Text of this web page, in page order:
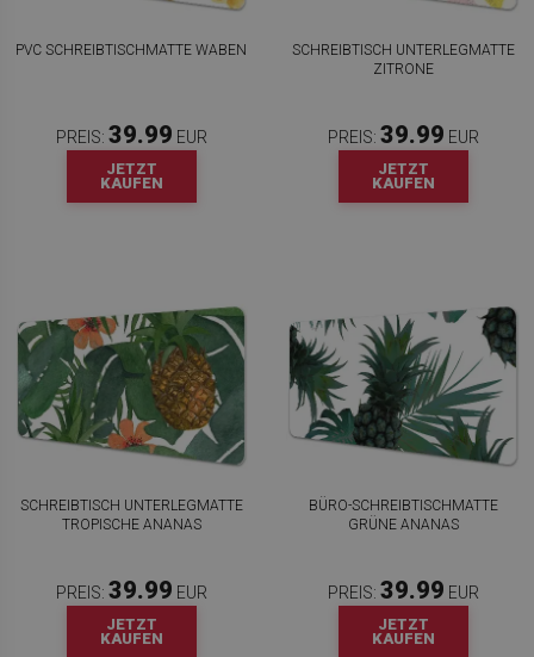
PVC SCHREIBTISCHMATTE WABEN
PREIS: 39.99 EUR
JETZT
KAUFEN
SCHREIBTISCH UNTERLEGMATTE
ZITRONE
PREIS: 39.99 EUR
JETZT
KAUFEN
SCHREIBTISCH UNTERLEGMATTE
TROPISCHE ANANAS
PREIS: 39.99 EUR
JETZT
KAUFEN
BÜRO-SCHREIBTISCHMATTE
GRÜNE ANANAS
PREIS: 39.99 EUR
JETZT
KAUFEN